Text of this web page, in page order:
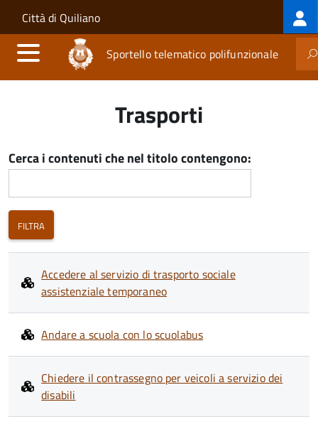
Salta al contenuto principale
Skip to site navigation
Città di Quiliano
Sportello telematico polifunzionale
Trasporti
Cerca i contenuti che nel titolo contengono:
Accedere al servizio di trasporto sociale
assistenziale temporaneo
Andare a scuola con lo scuolabus
Chiedere il contrassegno per veicoli a servizio dei
disabili